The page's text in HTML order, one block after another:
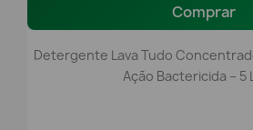
Comprar
Detergente Lava Tudo
Ação Bactericida – 5